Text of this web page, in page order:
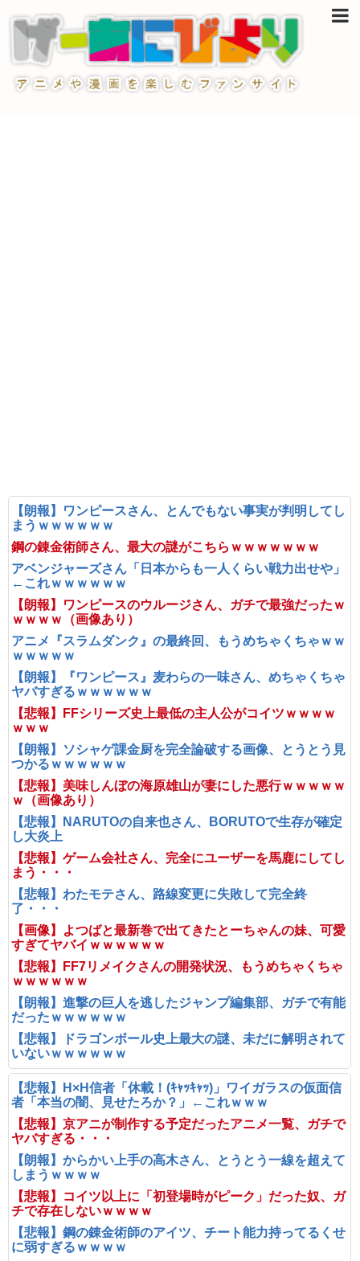
【朗報】ワンピースさん、とんでもない事実が判明してし
まうｗｗｗｗｗｗ
鋼の錬金術師さん、最大の謎がこちらｗｗｗｗｗｗｗ
アベンジャーズさん「日本からも一人くらい戦力出せや」
←これｗｗｗｗｗｗ
【朗報】ワンピースのウルージさん、ガチで最強だったｗ
ｗｗｗｗ（画像あり）
アニメ『スラムダンク』の最終回、もうめちゃくちゃｗｗ
ｗｗｗｗｗ
【朗報】『ワンピース』麦わらの一味さん、めちゃくちゃ
ヤバすぎるｗｗｗｗｗｗ
【悲報】FFシリーズ史上最低の主人公がコイツｗｗｗｗ
ｗｗｗ
【朗報】ソシャゲ課金厨を完全論破する画像、とうとう見
つかるｗｗｗｗｗｗ
【悲報】美味しんぼの海原雄山が妻にした悪行ｗｗｗｗｗ
ｗ（画像あり）
【悲報】NARUTOの自来也さん、BORUTOで生存が確定
し大炎上
【悲報】ゲーム会社さん、完全にユーザーを馬鹿にしてし
まう・・・
【悲報】わたモテさん、路線変更に失敗して完全終
了・・・
【画像】よつばと最新巻で出てきたとーちゃんの妹、可愛
すぎてヤバイｗｗｗｗｗｗ
【悲報】FF7リメイクさんの開発状況、もうめちゃくちゃ
ｗｗｗｗｗｗ
【朗報】進撃の巨人を逃したジャンプ編集部、ガチで有能
だったｗｗｗｗｗｗ
【悲報】ドラゴンボール史上最大の謎、未だに解明されて
いないｗｗｗｗｗｗ
【悲報】H×H信者「休載！(ｷｬｯｷｬｯ)」ワイガラスの仮面信
者「本当の闇、見せたろか？」←これｗｗｗ
【悲報】京アニが制作する予定だったアニメ一覧、ガチで
ヤバすぎる・・・
【朗報】からかい上手の高木さん、とうとう一線を超えて
しまうｗｗｗｗ
【悲報】コイツ以上に「初登場時がピーク」だった奴、ガ
チで存在しないｗｗｗｗ
【悲報】鋼の錬金術師のアイツ、チート能力持ってるくせ
に弱すぎるｗｗｗｗ